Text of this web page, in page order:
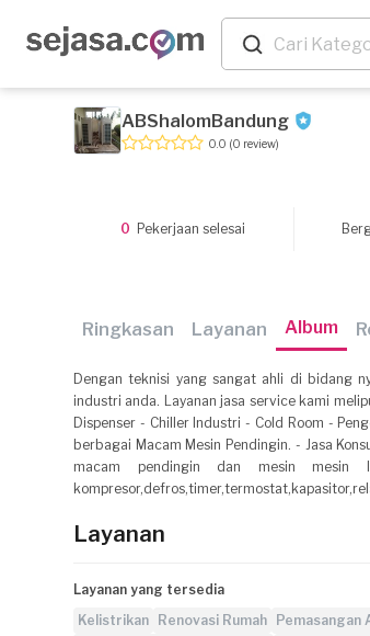
ABShalomBandung
0.0 (0 review)
0 Pekerjaan selesai
Ringkasan Layanan Album
Dengan teknisi yang sangat ahli di bidang
industri anda. Layanan jasa service kami
Dispenser - Chiller Industri - Cold Room -
berbagai Macam Mesin Pendingin. - Jasa
macam pendingin dan mesin mesin
Layanan
Layanan yang tersedia
Kelistrikan
Renovasi Rumah Pemasangan